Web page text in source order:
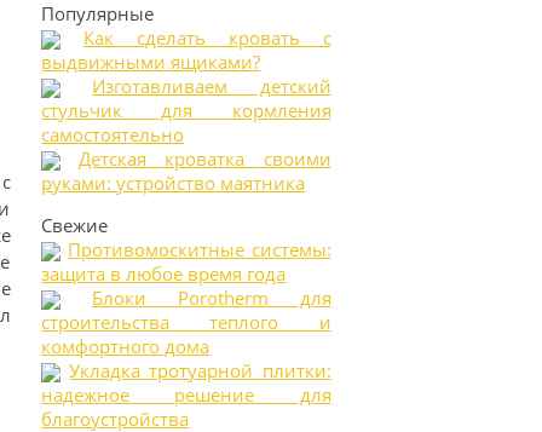
Популярные
Как сделать кровать с
выдвижными ящиками?
Изготавливаем детский
стульчик для кормления
самостоятельно
Детская кроватка своими
руками: устройство маятника
Свежие
Противомоскитные системы:
защита в любое время года
Блоки Porotherm для
строительства теплого и
комфортного дома
Укладка тротуарной плитки:
надежное решение для
благоустройства